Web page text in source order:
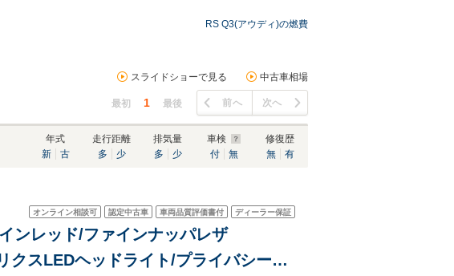
RS Q3(アウディ)の燃費
スライドショーで見る 中古車相場
最初 1 最後 前へ 次へ
年式
新
古
走行距離
多
少
排気量
多
少
車検
付
無
修復歴
無
有
オンライン相談可 認定中古車 車両品質評価書付 ディーラー保証
ンレッド/ファインナッパレザ
クスLEDヘッドライト/プライバシーガ